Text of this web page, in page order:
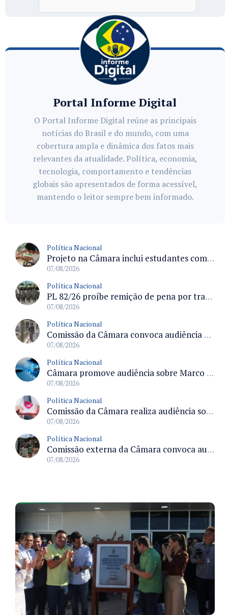
Portal Informe Digital
O Portal Informe Digital reúne as principais
notícias do Brasil e do mundo, com uma
cobertura ampla e dinâmica dos fatos mais
relevantes da atualidade. Política, economia,
tecnologia, comportamento e tendências
globais são apresentados de forma acessível,
mantendo o leitor sempre bem informado.
Política Nacional
Projeto na Câmara inclui estudantes com deficiência no regime escolar especial da LDB e estabelece critérios para frequência
07/08/2026
Política Nacional
PL 82/26 proíbe remição de pena por trabalho em funções militares para condenados por crimes contra o Estado Democrático de Direito
07/08/2026
Política Nacional
Comissão da Câmara convoca audiência para discutir misoginia nas escolas e universidades após divulgação de listas misóginas
07/08/2026
Política Nacional
Câmara promove audiência sobre Marco de Fomento à Economia Digital e impactos da inteligência artificial
07/08/2026
Política Nacional
Comissão da Câmara realiza audiência sobre apostas online para medir o tamanho do mercado ilegal
07/08/2026
Política Nacional
Comissão externa da Câmara convoca audiência pública sobre chuvas na Zona da Mata de Minas Gerais e impactos em Juiz de Fora
07/08/2026